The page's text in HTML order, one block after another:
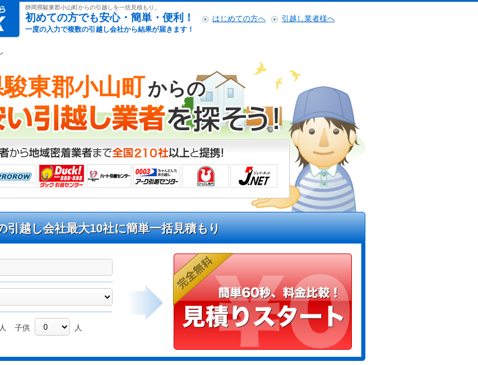
静岡県駿東郡小山町からの引越しを一括見積もり。
引越し見積もりex
初めての方でも安心・簡単・便利！
一度の入力で複数の引越し会社から結果が届きます！
はじめての方へ 引越し業者様へ
東郡小山町からの
引越し会社最大10社に簡単一括見積もり
人 子供 人